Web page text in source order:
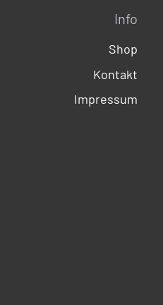
Info
Shop
Kontakt
Impressum